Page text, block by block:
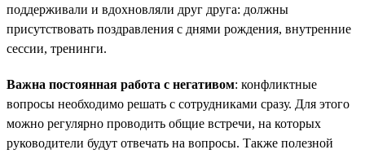
поддерживали и вдохновляли друг друга: должны
присутствовать поздравления с днями рождения, внутренние
сессии, тренинги.
Важна постоянная работа с негативом: конфликтные
вопросы необходимо решать с сотрудниками сразу. Для этого
можно регулярно проводить общие встречи, на которых
руководители будут отвечать на вопросы. Также полезной